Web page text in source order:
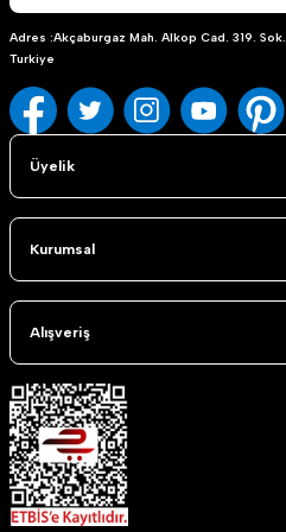
Adres :Akçaburgaz Mah. Alkop Cad. 319.
Turkiye
Üyelik
Kurumsal
Alışveriş